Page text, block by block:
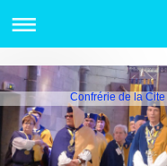
Confrérie de la